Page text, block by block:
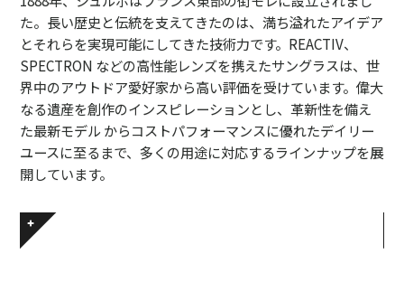
た。長い歴史と伝統を支えてきたのは、満ち溢れたアイデア
とそれらを実現可能にしてきた技術力です。REACTIV、
SPECTRON などの高性能レンズを携えたサングラスは、世
界中のアウトドア愛好家から高い評価を受けています。偉大
なる遺産を創作のインスピレーションとし、革新性を備え
た最新モデル からコストパフォーマンスに優れたデイリー
ユースに至るまで、多くの用途に対応するラインナップを展
開しています。